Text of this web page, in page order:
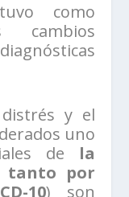
como
cambios
y el
uno
de la
tanto por
10) son